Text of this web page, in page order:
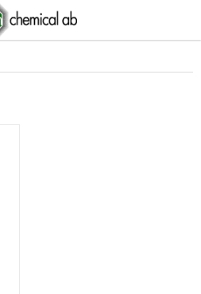
tillagd i varukorgen